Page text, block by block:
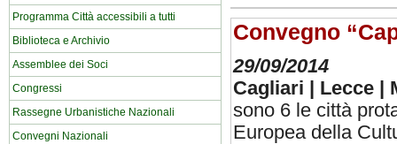
Programma Città accessibili a tutti
Biblioteca e Archivio
Assemblee dei Soci
Congressi
Rassegne Urbanistiche Nazionali
Convegni Nazionali
Convegno
29/09/2014
Cagliari | Lecce |
sono 6 le città
Europea della